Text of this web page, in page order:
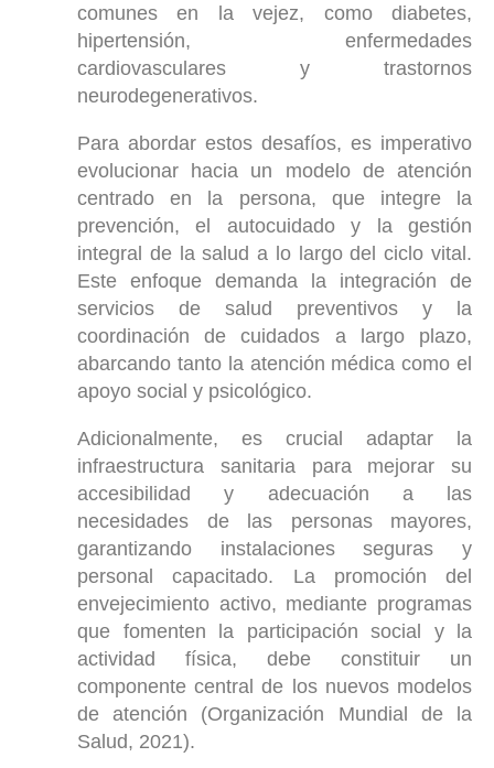
comunes en la vejez, como diabetes,
hipertensión, enfermedades
cardiovasculares y trastornos
neurodegenerativos.
Para abordar estos desafíos, es imperativo
evolucionar hacia un modelo de atención
centrado en la persona, que integre la
prevención, el autocuidado y la gestión
integral de la salud a lo largo del ciclo vital.
Este enfoque demanda la integración de
servicios de salud preventivos y la
coordinación de cuidados a largo plazo,
abarcando tanto la atención médica como el
apoyo social y psicológico.
Adicionalmente, es crucial adaptar la
infraestructura sanitaria para mejorar su
accesibilidad y adecuación a las
necesidades de las personas mayores,
garantizando instalaciones seguras y
personal capacitado. La promoción del
envejecimiento activo, mediante programas
que fomenten la participación social y la
actividad física, debe constituir un
componente central de los nuevos modelos
de atención (Organización Mundial de la
Salud, 2021).